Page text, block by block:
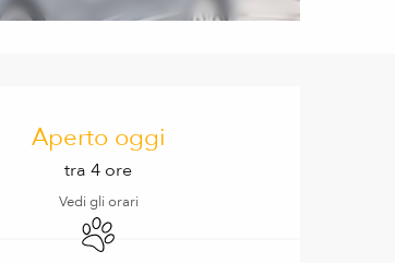
Aperto oggi
tra 4 ore
Vedi gli orari
Animali ammessi